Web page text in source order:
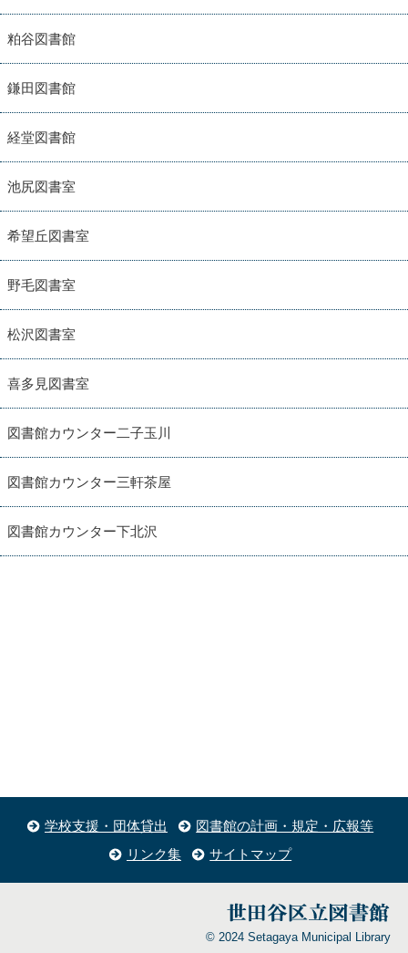
粕谷図書館
鎌田図書館
経堂図書館
池尻図書室
希望丘図書室
野毛図書室
松沢図書室
喜多見図書室
図書館カウンター二子玉川
図書館カウンター三軒茶屋
図書館カウンター下北沢
学校支援・団体貸出
図書館の計画・規定・広報等
リンク集
サイトマップ
© 2024 Setagaya Municipal Library